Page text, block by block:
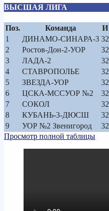
ВЫСШАЯ ЛИГА
Поз. Команда И
1
ДИНАМО-СИНАРА-3 32
2
Ростов-Дон-2-УОР 32
3
ЛАДА-2 32
4
СТАВРОПОЛЬЕ 32
5
ЗВЕЗДА-УОР 32
6
ЦСКА-МССУОР №2 32
7
СОКОЛ 32
8
КУБАНЬ-3-ДЮСШ 32
9
УОР №2 Звенигород 32
Просмотр полной таблицы